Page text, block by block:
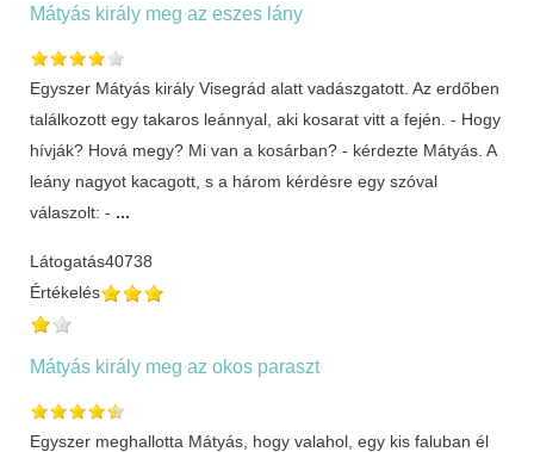
Mátyás király meg az eszes lány
Egyszer Mátyás király Visegrád alatt vadászgatott. Az erdőben
találkozott egy takaros leánnyal, aki kosarat vitt a fején. - Hogy
hívják? Hová megy? Mi van a kosárban? - kérdezte Mátyás. A
leány nagyot kacagott, s a három kérdésre egy szóval
válaszolt: - ...
Látogatás40738
Értékelés
Mátyás király meg az okos paraszt
Egyszer meghallotta Mátyás, hogy valahol, egy kis faluban él